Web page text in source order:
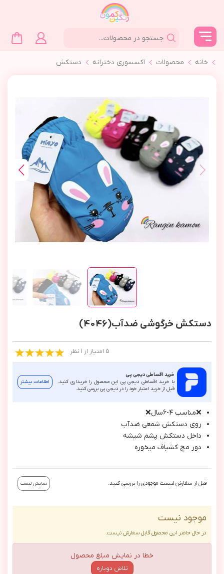
خانه محصولات اکسسوری دخترانه دستكش
دستکش خرگوشی ضدآب(4046)
5 امتیاز از 1 نظر
خرید اقساطی دیجی پی
با خرید اقساطی دیجی پی این محصول را خریداری کنید.
قبل از خرید اعتبار خود را در دیجی پی بررسی کنید.
اطلاعات بیشتر
❌مناسب ٤-٦سال❌
روي دستكش شمعي ضدآب
داخل دستكش پشم شيشه
دور مچ كشباف ميخوره
قبل از سفارش لیست موجودی را بررسی کنید. نمایش لیست
موجود نیست
در حال حاضر این محصول قابل سفارش نیست.
خطا در نمایش مبلغ محصول
تلاش دوباره